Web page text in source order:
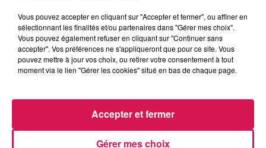
Revivez les meilleurs moments du Réveil de Canal FM
Vous pouvez accepter en cliquant sur "Accepter et fermer", ou affiner en
sélectionnant les finalités et/ou partenaires dans "Gérer mes choix".
Vous pouvez également refuser en cliquant sur "Continuer sans
accepter". Vos préférences ne s'appliqueront que pour ce site. Vous
pouvez mettre à jour vos choix, ou retirer votre consentement à tout
moment via le lien "Gérer les cookies" situé en bas de chaque page.
Gérer mes choix
Accepter et fermer